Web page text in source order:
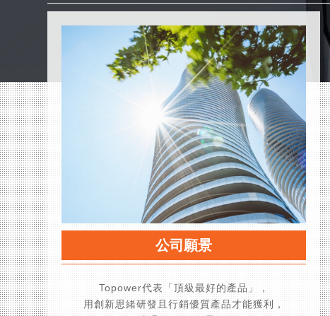
公司願景
Topower代表「頂級最好的產品」，
用創新思緒研發且行銷優質產品才能獲利，